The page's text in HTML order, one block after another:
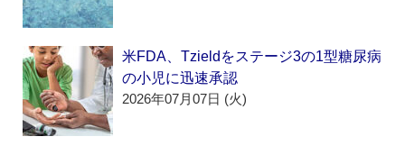
米FDA、Tzieldをステージ3の1型糖尿病
の小児に迅速承認
2026年07月07日 (火)